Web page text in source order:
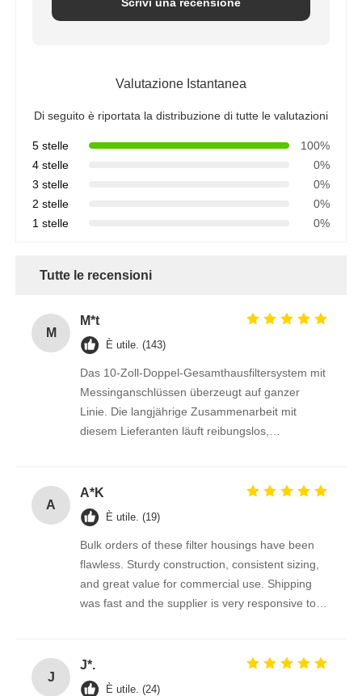
Valutazione Istantanea
Di seguito è riportata la distribuzione di tutte le valutazioni
5 stelle
100%
4 stelle
0%
3 stelle
0%
2 stelle
0%
1 stelle
0%
Tutte le recensioni
M
M*t
È utile. (143)
Das 10-Zoll-Doppel-Gesamthausfiltersystem mit
Messinganschlüssen überzeugt auf ganzer
Linie. Die langjährige Zusammenarbeit mit
diesem Lieferanten läuft reibungslos,
A
A*K
È utile. (19)
Bulk orders of these filter housings have been
flawless. Sturdy construction, consistent sizing,
and great value for commercial use. Shipping
was fast and the supplier is very responsive to
J
J*.
È utile. (24)